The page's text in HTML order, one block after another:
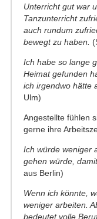
Unterricht gut war
Tanzunterricht
auch rundum
bewegt zu haben.
Ich habe so lange
Heimat gefunden
ich irgendwo hätte
Ulm)
Angestellte fühlen
gerne ihre
Ich würde weniger
gehen würde,
aus Berlin)
Wenn ich könnte,
weniger arbeiten.
bedeutet volle